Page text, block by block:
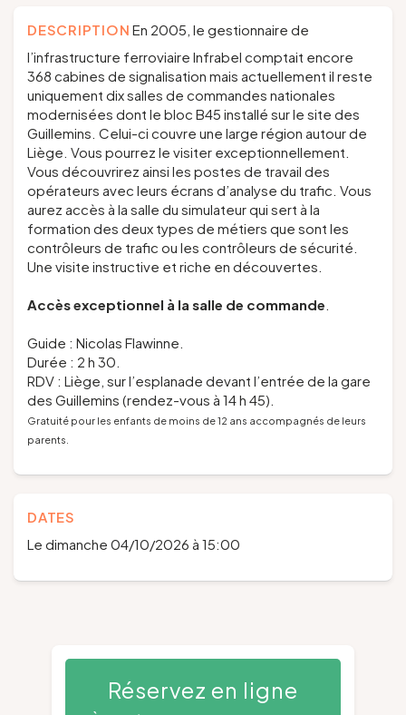
DESCRIPTION En 2005, le gestionnaire de
l’infrastructure ferroviaire Infrabel comptait encore
368 cabines de signalisation mais actuellement il reste
uniquement dix salles de commandes nationales
modernisées dont le bloc B45 installé sur le site des
Guillemins. Celui-ci couvre une large région autour de
Liège. Vous pourrez le visiter exceptionnellement.
Vous découvrirez ainsi les postes de travail des
opérateurs avec leurs écrans d’analyse du trafic. Vous
aurez accès à la salle du simulateur qui sert à la
formation des deux types de métiers que sont les
contrôleurs de trafic ou les contrôleurs de sécurité.
Une visite instructive et riche en découvertes.
Accès exceptionnel à la salle de commande
Guide : Nicolas Flawinne.
Durée : 2 h 30.
RDV : Liège, sur l’esplanade devant l’entrée de la gare
des Guillemins (rendez-vous à 14 h 45).
Gratuité pour les enfants de moins de 12 ans accompagnés de leurs
parents.
DATES
Le dimanche 04/10/2026 à 15:00
Réservez en ligne